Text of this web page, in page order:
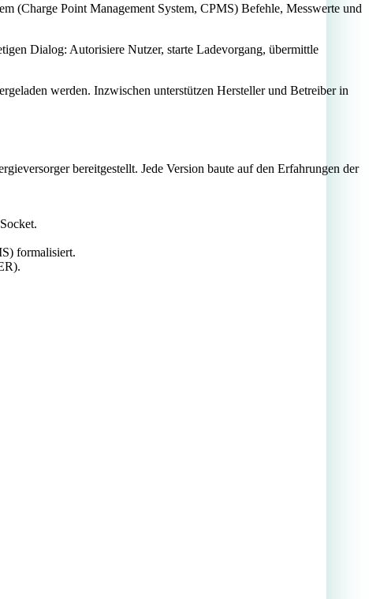
(Charge Point Management System, CPMS) Befehle, Messwerte und
Dialog: Autorisiere Nutzer, starte Ladevorgang, übermittle
werden. Inzwischen unterstützen Hersteller und Betreiber in
bereitgestellt. Jede Version baute auf den Erfahrungen der
formalisiert.